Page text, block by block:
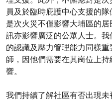
員及於臨時庇護中心支援的隊
是次火災不僅影響大埔區的
訊亦影響廣泛的公眾人士。
的認識及壓力管理能力同樣
師，因他們需要在其崗位上
響。
我們持續了解社區有否出現